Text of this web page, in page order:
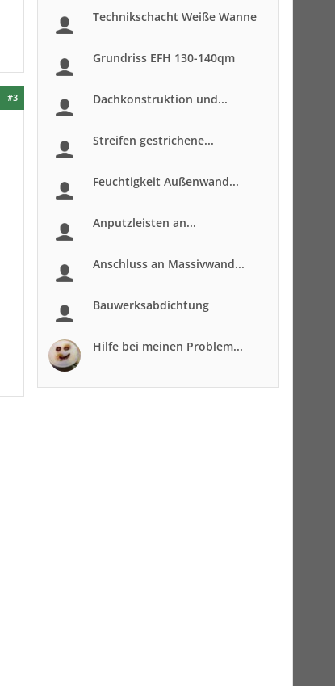
#3
Technikschacht Weiße Wanne
Grundriss EFH 130-140qm
Dachkonstruktion und...
Streifen gestrichene...
Feuchtigkeit Außenwand...
Anputzleisten an...
Anschluss an Massivwand...
Bauwerksabdichtung
Hilfe bei meinen Problem...